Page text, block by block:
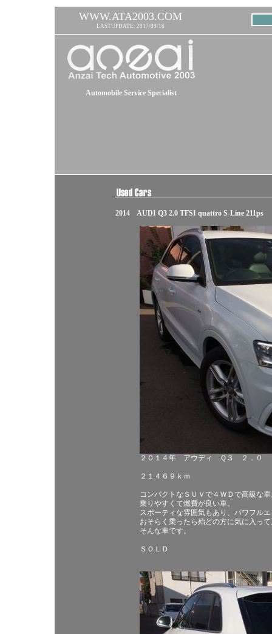
WWW.ATA2003.COM
LASTUPDATE: 2017/09/16
Automobile Service Specialist
2014 AUDI Q3 2.0 TFSI quattro S-Line 211ps
２０１４年 アウディ Ｑ３ ２．０
２１４６９ｋｍ
コンパクトなＳＵＶで４ＷＤで高級な
乗りやすくて燃費が良い車。
スポーティな雰囲気もあり、パワフル
おそらく乗ったら殆どの方に気に入っ
そんな車です。
ＳＯＬＤ